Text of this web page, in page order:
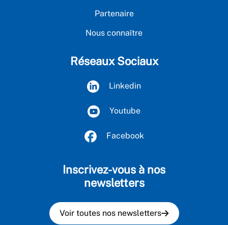
Partenaire
Nous connaître
Réseaux Sociaux
Linkedin
Youtube
Facebook
Inscrivez-vous à nos
newsletters
Voir toutes nos newsletters